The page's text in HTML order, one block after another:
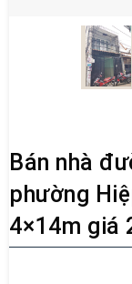
Bán nhà
phường
4×14m giá